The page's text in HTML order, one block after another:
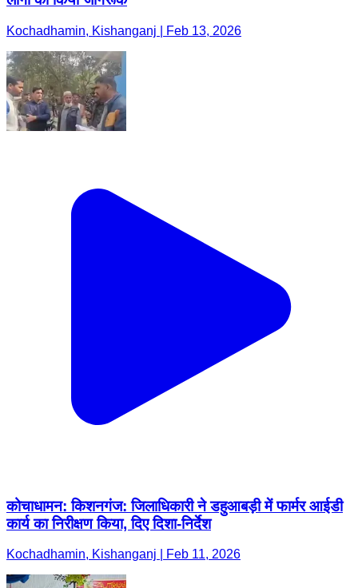
Kochadhamin, Kishanganj | Feb 13, 2026
कोचाधामन: किशनगंज: जिलाधिकारी ने डहुआबड़ी में फार्मर आईडी
कार्य का निरीक्षण किया, दिए दिशा-निर्देश
Kochadhamin, Kishanganj | Feb 11, 2026